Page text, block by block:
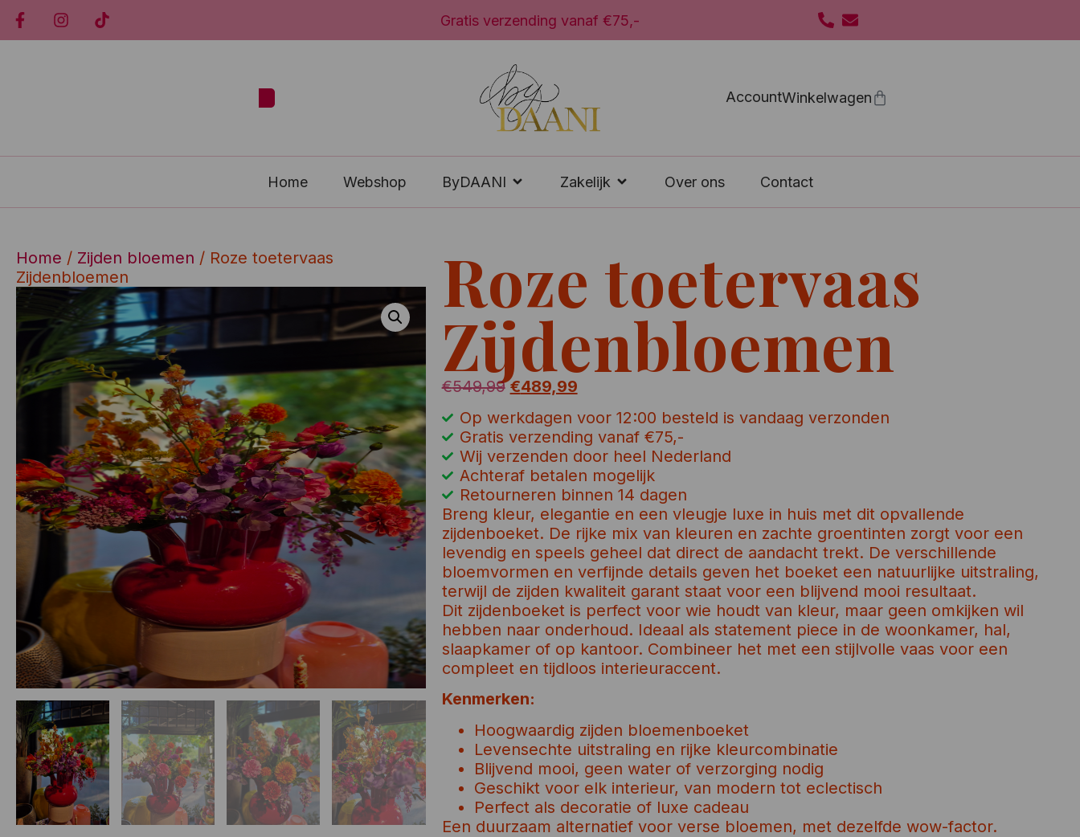
Gratis verzending vanaf €75,-
Account
Home Webshop ByDAANI Zakelijk Over ons Contact
Home / Zijden bloemen / Roze toetervaas
Zijdenbloemen
Roze toetervaas
Zijdenbloemen
€549,99 €489,99
Op werkdagen voor 12:00 besteld is vandaag verzonden
Gratis verzending vanaf €75,-
Wij verzenden door heel Nederland
Achteraf betalen mogelijk
Retourneren binnen 14 dagen
Breng kleur, elegantie en een vleugje luxe in huis met dit opvallende
zijdenboeket. De rijke mix van kleuren en zachte groentinten zorgt voor een
levendig en speels geheel dat direct de aandacht trekt. De verschillende
bloemvormen en verfijnde details geven het boeket een natuurlijke uitstraling,
terwijl de zijden kwaliteit garant staat voor een blijvend mooi resultaat.
Dit zijdenboeket is perfect voor wie houdt van kleur, maar geen omkijken wil
hebben naar onderhoud. Ideaal als statement piece in de woonkamer, hal,
slaapkamer of op kantoor. Combineer het met een stijlvolle vaas voor een
compleet en tijdloos interieuraccent.
Kenmerken:
Hoogwaardig zijden bloemenboeket
Levensechte uitstraling en rijke kleurcombinatie
Blijvend mooi, geen water of verzorging nodig
Geschikt voor elk interieur, van modern tot eclectisch
Perfect als decoratie of luxe cadeau
Een duurzaam alternatief voor verse bloemen, met dezelfde wow-factor.